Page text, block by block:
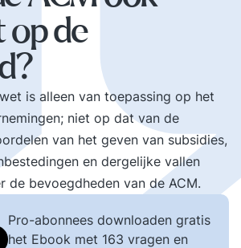
op de
is alleen van toepassing op het
niet op dat van de
van het geven van subsidies,
en dergelijke vallen
de bevoegdheden van de ACM.
Pro-abonnees downloaden gratis
het Ebook met 163 vragen en